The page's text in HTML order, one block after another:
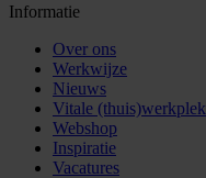
Informatie
Over ons
Werkwijze
Nieuws
Vitale (thuis)werkplek
Webshop
Inspiratie
Vacatures